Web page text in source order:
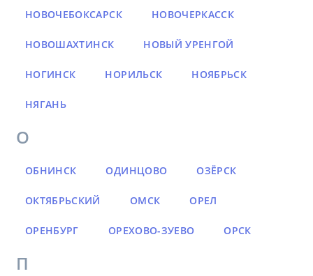
НОВОЧЕБОКСАРСК НОВОЧЕРКАССК
НОВОШАХТИНСК НОВЫЙ УРЕНГОЙ
НОГИНСК НОРИЛЬСК НОЯБРЬСК
НЯГАНЬ
О
ОБНИНСК ОДИНЦОВО ОЗЁРСК
ОКТЯБРЬСКИЙ ОМСК ОРЕЛ
ОРЕНБУРГ ОРЕХОВО-ЗУЕВО ОРСК
П